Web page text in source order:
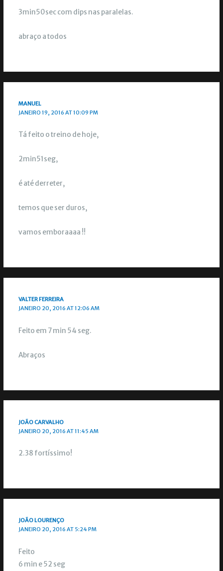
3min50sec com dips nas paralelas.
abraço a todos
MANUEL
JANEIRO 19, 2016 AT 10:09 PM
Tá feito o treino de hoje,
2min51seg,
é até derreter,
temos que ser duros,
vamos emboraaaa !!
VALTER FERREIRA
JANEIRO 20, 2016 AT 12:06 AM
Feito em 7 min 54 seg.
Abraços
JOÃO CARVALHO
JANEIRO 20, 2016 AT 11:45 AM
2.38 fortíssimo!
JOÃO LOURENÇO
JANEIRO 20, 2016 AT 5:24 PM
Feito
6 min e 52 seg